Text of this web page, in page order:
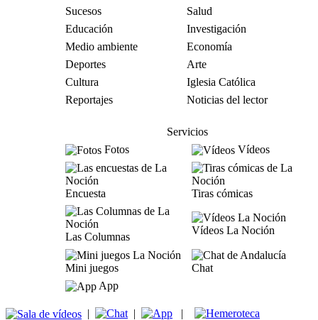
Sucesos
Salud
Educación
Investigación
Medio ambiente
Economía
Deportes
Arte
Cultura
Iglesia Católica
Reportajes
Noticias del lector
Servicios
Fotos
Vídeos
Encuesta Tiras cómicas
Las Columnas
Vídeos La Noción
Mini juegos
Chat
App
| | |